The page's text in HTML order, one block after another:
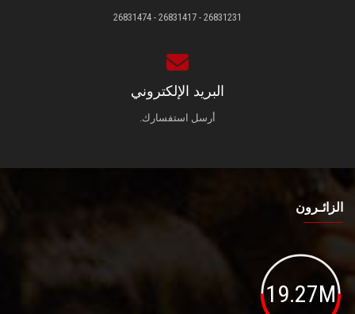
26831231 - 26831417 - 26831474
البريد الإلكتروني
أرسل استفسارك.
الزائـرون
19.27M